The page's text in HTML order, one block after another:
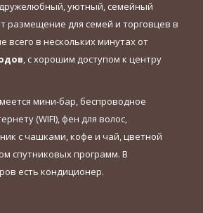
уютный, семейный
размещение для семей и торговцев в
всего в нескольких минутах от
, с хорошим доступом к центру
мини-бар, беспроводное
(WIFI), фен для волос,
с чашками, кофе и чай, цветной
спутниковых программ. В
есть кондиционер.